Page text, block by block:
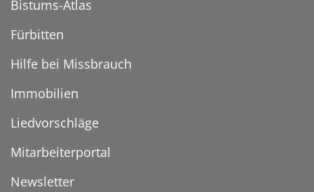
Bistums-Atlas
Fürbitten
Hilfe bei Missbrauch
Immobilien
Liedvorschläge
Mitarbeiterportal
Newsletter